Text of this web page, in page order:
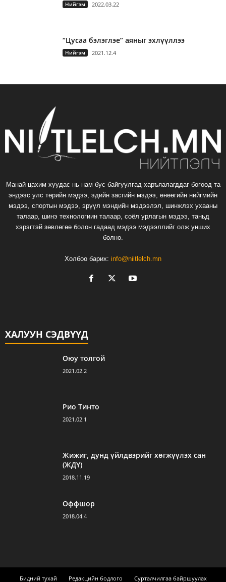
Нийгэм 2022.03.22
“Цусаа бэлэглэе” аяныг эхлүүллээ
Нийгэм 2021.12.4
Манай цахим хуудас нь нам бус байгуулгад харъяалагддаг бөгөөд та
эндээс улс төрийн мэдээ, эдийн засгийн мэдээ, өнөөгийн нийгмийн
мэдээ, спортын мэдээ, эрүүл мэндийн мэдээлэл, шинжлэх ухааны
талаар, шинэ технологиин талаар, соёл урлагын мэдээ, таньд
хэрэгтэй зөвлөгөө болон гадаад мэдээ мэдээллийг олж унших
болно.
Холбоо барих: info@niitlelch.mn
ХАЛУУН СЭДВҮҮД
Оюу толгой
2021.02.2
Рио Тинто
2021.02.1
Жижиг, дунд үйлдвэрийг хөгжүүлэх сан
(ЖДҮ)
2018.11.19
Оффшор
2018.04.4
Бидний тухай Редакцийн бодлого Сурталчилгаа байршуулах